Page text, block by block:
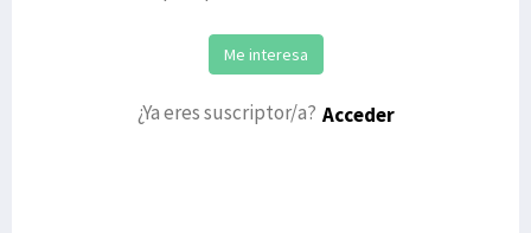
Me interesa
¿Ya eres suscriptor/a? Acceder